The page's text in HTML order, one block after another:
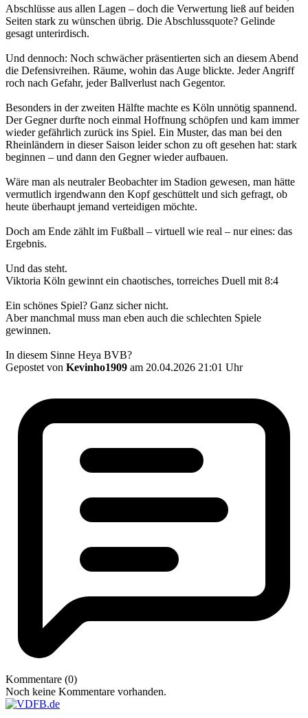
Abschlüsse aus allen Lagen – doch die Verwertung ließ auf beiden
Seiten stark zu wünschen übrig. Die Abschlussquote? Gelinde
gesagt unterirdisch.
Und dennoch: Noch schwächer präsentierten sich an diesem Abend
die Defensivreihen. Räume, wohin das Auge blickte. Jeder Angriff
roch nach Gefahr, jeder Ballverlust nach Gegentor.
Besonders in der zweiten Hälfte machte es Köln unnötig spannend.
Der Gegner durfte noch einmal Hoffnung schöpfen und kam immer
wieder gefährlich zurück ins Spiel. Ein Muster, das man bei den
Rheinländern in dieser Saison leider schon zu oft gesehen hat: stark
beginnen – und dann den Gegner wieder aufbauen.
Wäre man als neutraler Beobachter im Stadion gewesen, man hätte
vermutlich irgendwann den Kopf geschüttelt und sich gefragt, ob
heute überhaupt jemand verteidigen möchte.
Doch am Ende zählt im Fußball – virtuell wie real – nur eines: das
Ergebnis.
Und das steht.
Viktoria Köln gewinnt ein chaotisches, torreiches Duell mit 8:4
Ein schönes Spiel? Ganz sicher nicht.
Aber manchmal muss man eben auch die schlechten Spiele
gewinnen.
In diesem Sinne Heya BVB?
Gepostet von Kevinho1909 am 20.04.2026 21:01 Uhr
Kommentare (0)
Noch keine Kommentare vorhanden.